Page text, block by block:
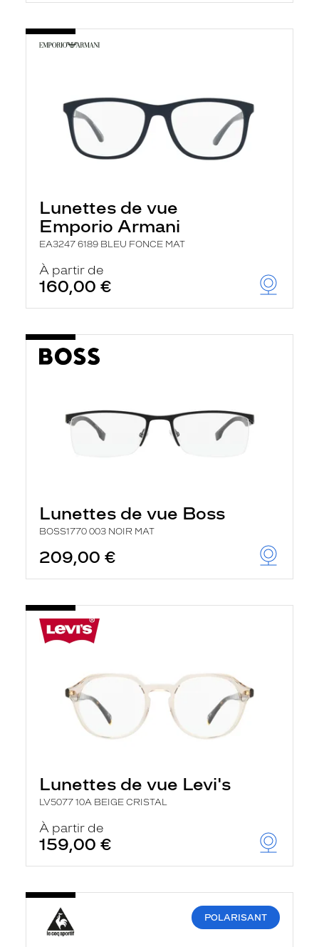
Lunettes de vue
Emporio Armani
EA3247 6189 BLEU FONCE MAT
À partir de
160,00 €
Lunettes de vue Boss
BOSS1770 003 NOIR MAT
209,00 €
Lunettes de vue Levi's
LV5077 10A BEIGE CRISTAL
À partir de
159,00 €
POLARISANT